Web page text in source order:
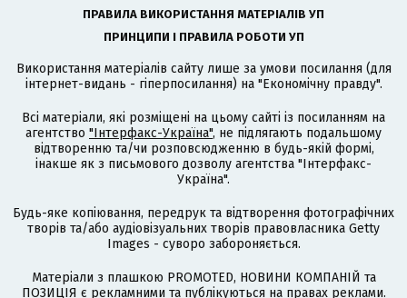
ПРАВИЛА ВИКОРИСТАННЯ МАТЕРІАЛІВ УП
ПРИНЦИПИ І ПРАВИЛА РОБОТИ УП
Використання матеріалів сайту лише за умови посилання (для
інтернет-видань - гіперпосилання) на "Економічну правду".
Всі матеріали, які розміщені на цьому сайті із посиланням на
агентство "Інтерфакс-Україна", не підлягають подальшому
відтворенню та/чи розповсюдженню в будь-якій формі,
інакше як з письмового дозволу агентства "Інтерфакс-
Україна".
Будь-яке копіювання, передрук та відтворення фотографічних
творів та/або аудіовізуальних творів правовласника Getty
Images - суворо забороняється.
Матеріали з плашкою PROMOTED, НОВИНИ КОМПАНІЙ та
ПОЗИЦІЯ є рекламними та публікуються на правах реклами.